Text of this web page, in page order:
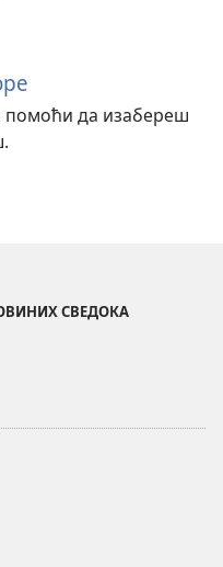
помоћи да изабереш
СВЕДОКА